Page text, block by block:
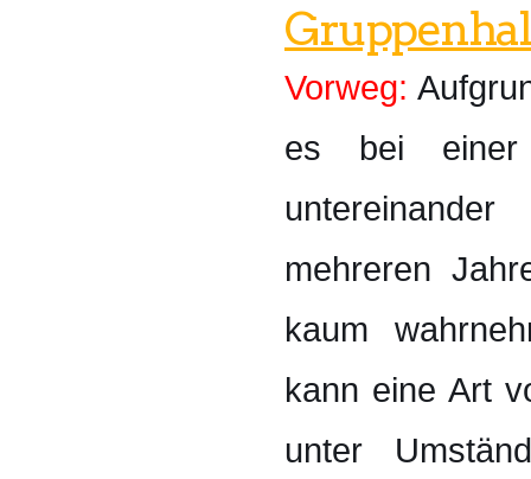
Vorweg:
es bei einer
mehreren
kaum
kann eine Art
unter